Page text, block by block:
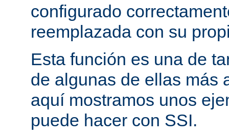
configurado
reemplazada con su
Esta función es una de
de algunas de ellas más
aquí mostramos unos
puede hacer con SSI.